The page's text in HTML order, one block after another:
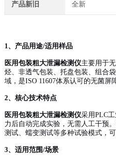
产品新旧 全新
1、产品用途/适用样品
医用包装粗大泄漏检测仪主要用于
烃、非透气包装、托盘包装、组合
域，是ISO 11607体系认可的无菌屏
2、核心技术特点
医用包装粗大泄漏检测仪采用PLC
力后自动完成实验，无需人工干预
测试、蠕变测试等多种试验模式，
3、适用范围/场景